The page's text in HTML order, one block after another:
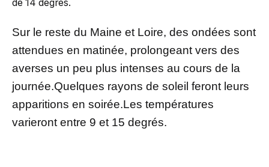
de 14 degrés.
Sur le reste du Maine et Loire, des ondées sont
attendues en matinée, prolongeant vers des
averses un peu plus intenses au cours de la
journée.Quelques rayons de soleil feront leurs
apparitions en soirée.Les températures
varieront entre 9 et 15 degrés.